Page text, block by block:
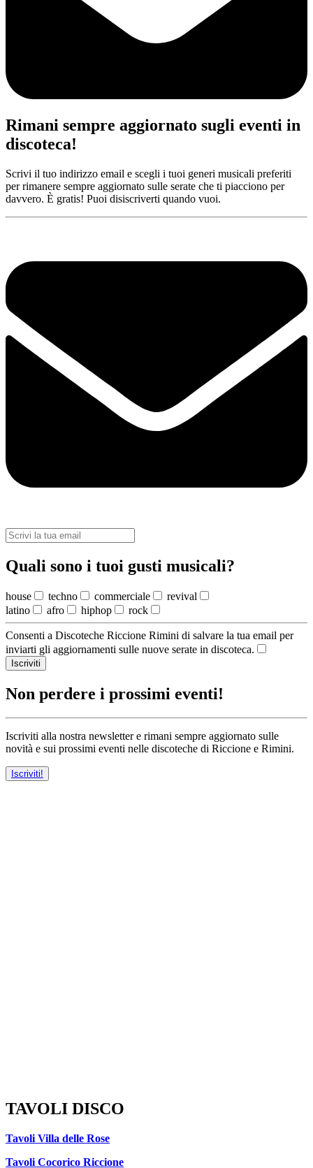
Rimani sempre aggiornato sugli eventi in
discoteca!
Scrivi il tuo indirizzo email e scegli i tuoi generi musicali preferiti
per rimanere sempre aggiornato sulle serate che ti piacciono per
davvero. È gratis! Puoi disiscriverti quando vuoi.
Quali sono i tuoi gusti musicali?
house techno commerciale
revival
latino
afro hiphop rock
Consenti a Discoteche Riccione Rimini di salvare la tua email per
inviarti gli aggiornamenti sulle nuove serate in discoteca.
Iscriviti
Non perdere i prossimi eventi!
Iscriviti alla nostra newsletter e rimani sempre aggiornato sulle
novità e sui prossimi eventi nelle discoteche di Riccione e Rimini.
Iscriviti!
TAVOLI DISCO
Tavoli Villa delle Rose
Tavoli Cocorico Riccione